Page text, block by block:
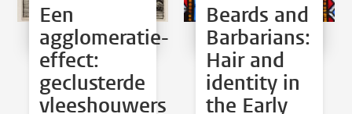
Een
agglomeratie-
effect:
geclusterde
vleeshouwers
Beards and
Barbarians:
Hair and
identity in
the Early